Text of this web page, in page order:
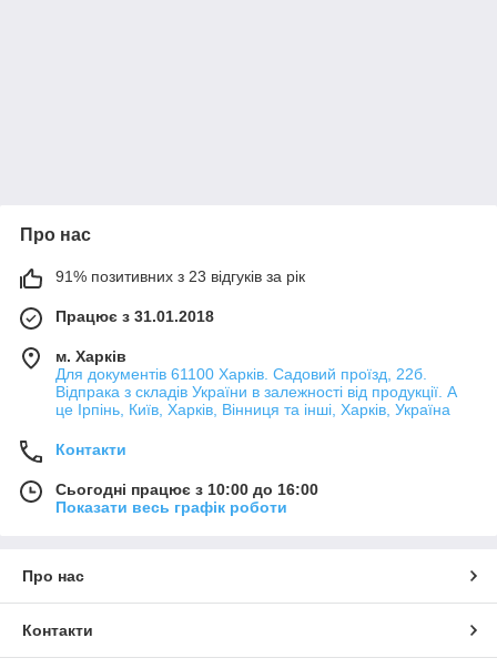
Про нас
91% позитивних з 23 відгуків за рік
Працює з 31.01.2018
м. Харків
Для документів 61100 Харків. Садовий проїзд, 22б.
Відпрака з складів України в залежності від продукції. А
це Ірпінь, Київ, Харків, Вінниця та інші, Харків, Україна
Контакти
Сьогодні працює з 10:00 до 16:00
Показати весь графік роботи
Про нас
Контакти